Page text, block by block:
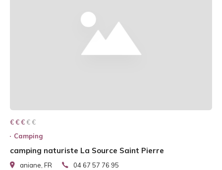
€ € € € €
€ € €
Camping
camping naturiste La Source Saint Pierre
aniane, FR 04 67 57 76 95